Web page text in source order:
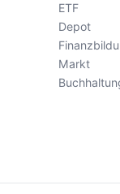
ETF
Depot
Markt